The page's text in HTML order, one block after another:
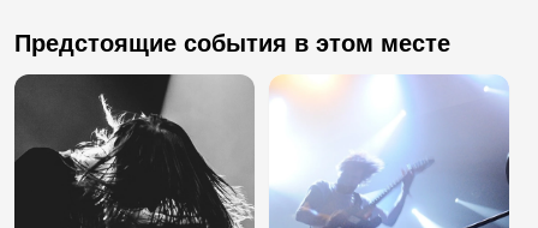
Предстоящие события в этом месте